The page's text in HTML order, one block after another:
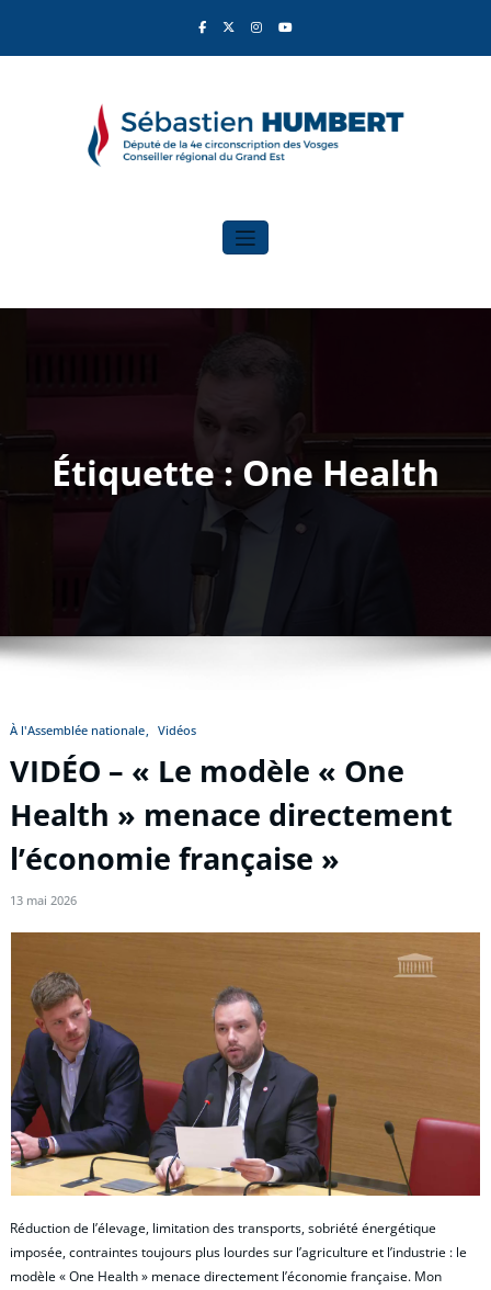
contenu
Sébastien Humbert
Étiquette : One Health
À l'Assemblée nationale Vidéos
VIDÉO – « Le modèle « One
Health » menace directement
l’économie française »
13 mai 2026
Réduction de l’élevage, limitation des transports, sobriété énergétique
imposée, contraintes toujours plus lourdes sur l’agriculture et l’industrie : le
modèle « One Health » menace directement l’économie française. Mon